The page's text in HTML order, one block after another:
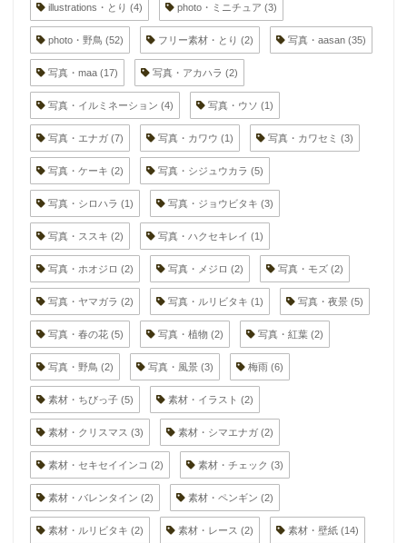
illustrations・とり (4) photo・ミニチュア (3)
photo・野鳥 (52) フリー素材・とり (2) 写真・aasan (35)
写真・maa (17) 写真・アカハラ (2)
写真・イルミネーション (4) 写真・ウソ (1)
写真・エナガ (7) 写真・カワウ (1) 写真・カワセミ (3)
写真・ケーキ (2) 写真・シジュウカラ (5)
写真・シロハラ (1) 写真・ジョウビタキ (3)
写真・ススキ (2) 写真・ハクセキレイ (1)
写真・ホオジロ (2) 写真・メジロ (2) 写真・モズ (2)
写真・ヤマガラ (2) 写真・ルリビタキ (1) 写真・夜景 (5)
写真・春の花 (5) 写真・植物 (2) 写真・紅葉 (2)
写真・野鳥 (2) 写真・風景 (3) 梅雨 (6)
素材・ちびっ子 (5) 素材・イラスト (2)
素材・クリスマス (3) 素材・シマエナガ (2)
素材・セキセイインコ (2) 素材・チェック (3)
素材・バレンタイン (2) 素材・ペンギン (2)
素材・ルリビタキ (2) 素材・レース (2) 素材・壁紙 (14)